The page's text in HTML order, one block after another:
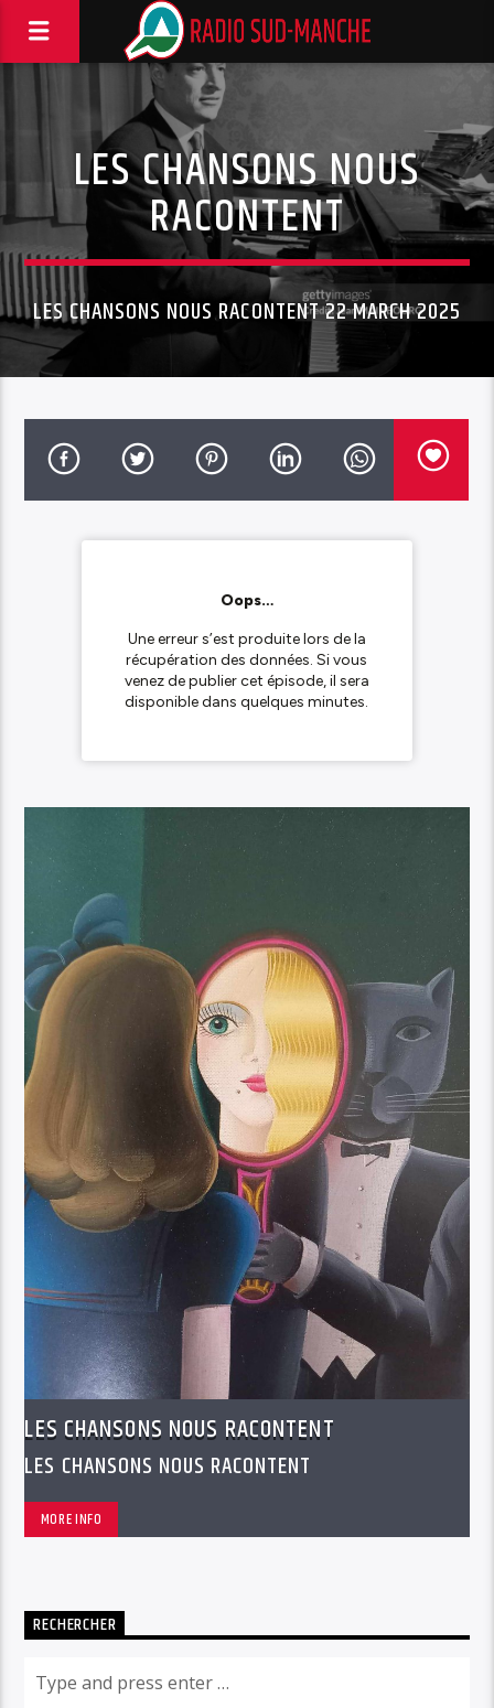
LES CHANSONS NOUS
RACONTENT
LES CHANSONS NOUS RACONTENT 22 MARCH 2025
LES CHANSONS NOUS RACONTENT
LES CHANSONS NOUS RACONTENT
MORE INFO
RECHERCHER